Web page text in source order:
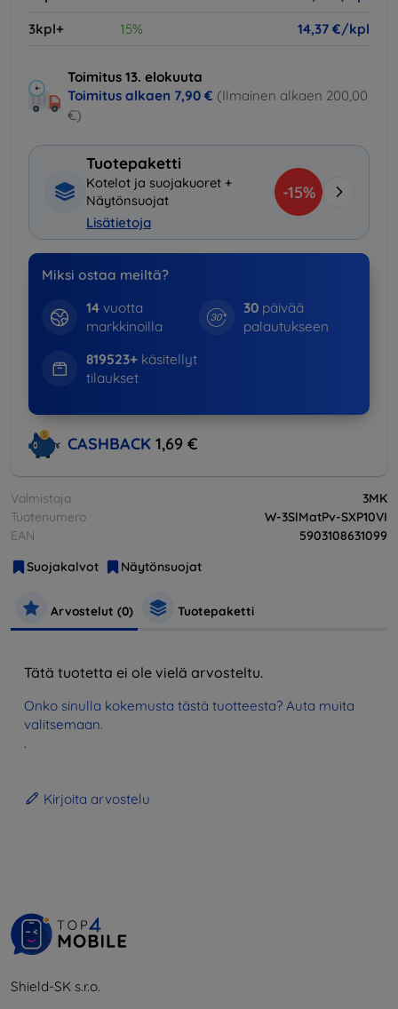
3kpl+
15% 14,37 €/kpl
Toimitus 13. elokuuta
Toimitus alkaen 7,90 € (Ilmainen alkaen 200,00
€)
Tuotepaketti
Kotelot ja suojakuoret +
Näytönsuojat
Lisätietoja
-15%
Miksi ostaa meiltä?
14vuotta
markkinoilla
30 päivää
palautukseen
819523+käsitellyt
tilaukset
CASHBACK 1,69 €
Valmistaja
3MK
Tuotenumero
W-3SlMatPv-SXP10VI
EAN
5903108631099
Suojakalvot
Näytönsuojat
Arvostelut (0) Tuotepaketti
Tätä tuotetta ei ole vielä arvosteltu.
Onko sinulla kokemusta tästä tuotteesta? Auta muita
valitsemaan.
.
Kirjoita arvostelu
Shield-SK s.r.o.